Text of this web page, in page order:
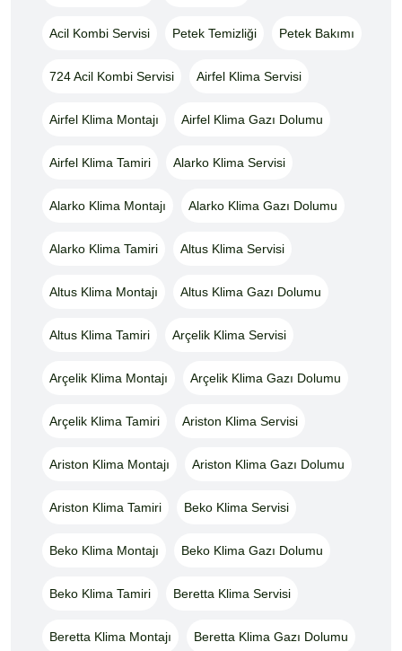
Acil Kombi Servisi Petek Temizliği Petek Bakımı
724 Acil Kombi Servisi Airfel Klima Servisi
Airfel Klima Montajı Airfel Klima Gazı Dolumu
Airfel Klima Tamiri Alarko Klima Servisi
Alarko Klima Montajı Alarko Klima Gazı Dolumu
Alarko Klima Tamiri Altus Klima Servisi
Altus Klima Montajı Altus Klima Gazı Dolumu
Altus Klima Tamiri Arçelik Klima Servisi
Arçelik Klima Montajı Arçelik Klima Gazı Dolumu
Arçelik Klima Tamiri Ariston Klima Servisi
Ariston Klima Montajı Ariston Klima Gazı Dolumu
Ariston Klima Tamiri Beko Klima Servisi
Beko Klima Montajı Beko Klima Gazı Dolumu
Beko Klima Tamiri Beretta Klima Servisi
Beretta Klima Montajı Beretta Klima Gazı Dolumu